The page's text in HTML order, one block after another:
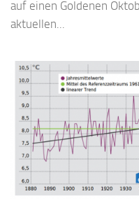
auf einen Goldenen
aktuellen...